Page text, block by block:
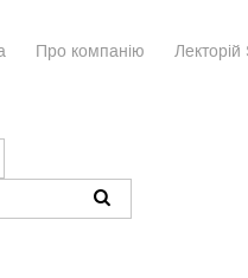
Про компанiю